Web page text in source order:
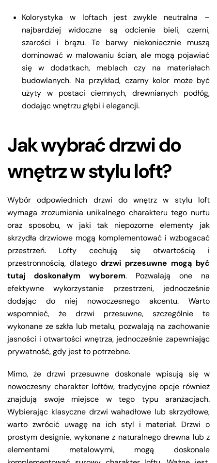
Kolorystyka w loftach jest zwykle neutralna –
najbardziej widoczne są odcienie bieli, czerni,
szarości i brązu. Te barwy niekoniecznie muszą
dominować w malowaniu ścian, ale mogą pojawiać
się w dodatkach, meblach czy na materiałach
budowlanych. Na przykład, czarny kolor może być
użyty w postaci ciemnych, drewnianych podłóg,
dodając wnętrzu głębi i elegancji.
Jak wybrać drzwi do
wnętrz w stylu loft?
Wybór odpowiednich drzwi do wnętrz w stylu loft
wymaga zrozumienia unikalnego charakteru tego nurtu
oraz sposobu, w jaki tak niepozorne elementy jak
skrzydła drzwiowe mogą komplementować i wzbogacać
przestrzeń. Lofty cechują się otwartością i
przestronnością, dlatego drzwi przesuwne mogą być
tutaj doskonałym wyborem. Pozwalają one na
efektywne wykorzystanie przestrzeni, jednocześnie
dodając do niej nowoczesnego akcentu. Warto
wspomnieć, że drzwi przesuwne, szczególnie te
wykonane ze szkła lub metalu, pozwalają na zachowanie
jasności i otwartości wnętrza, jednocześnie zapewniając
prywatność, gdy jest to potrzebne.
Mimo, że drzwi przesuwne doskonale wpisują się w
nowoczesny charakter loftów, tradycyjne opcje również
znajdują swoje miejsce w tego typu aranżacjach.
Wybierając klasyczne drzwi wahadłowe lub skrzydłowe,
warto zwrócić uwagę na ich styl i materiał. Drzwi o
prostym designie, wykonane z naturalnego drewna lub z
elementami metalowymi, mogą doskonale